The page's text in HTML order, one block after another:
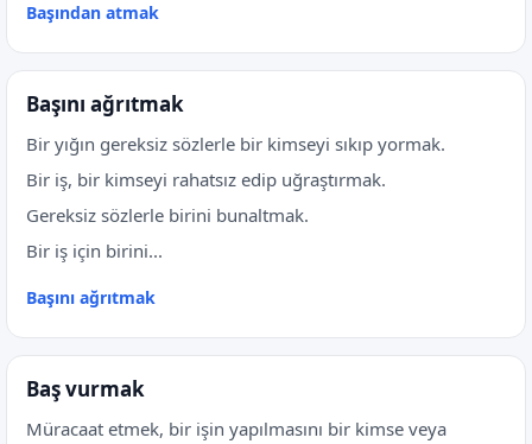
Başından atmak
Başını ağrıtmak
Bir yığın gereksiz sözlerle bir kimseyi sıkıp yormak.
Bir iş, bir kimseyi rahatsız edip uğraştırmak.
Gereksiz sözlerle birini bunaltmak.
Bir iş için birini...
Başını ağrıtmak
Baş vurmak
Müracaat etmek, bir işin yapılmasını bir kimse veya